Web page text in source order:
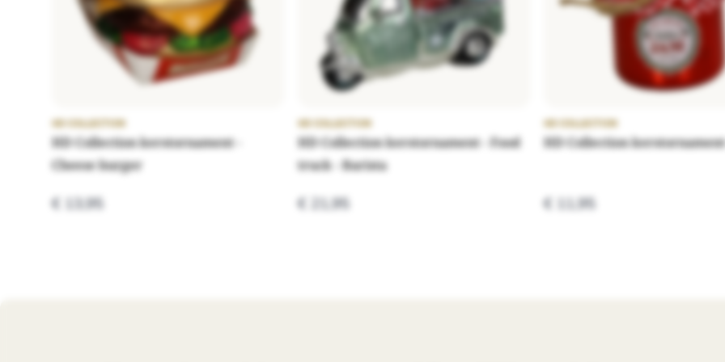
HD Collection kerstornament -
Cheese burger
€ 13,95
HD Collection kerstornament - Food
truck - Barista
€ 21,95
HD Collection
€ 11,95